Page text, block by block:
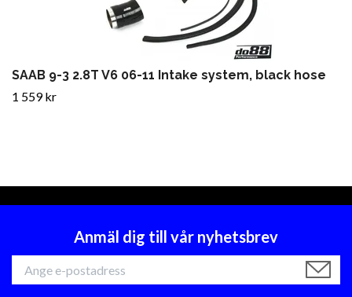
SAAB 9-3 2.8T V6 06-11 Intake system, black hose
1 559 kr
Anmäl dig till vår nyhetsbrev